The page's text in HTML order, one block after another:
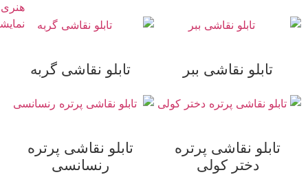
تابلو نقاشی ببر تابلو نقاشی گربه
تابلو نقاشی پرتره
دختر کولی
تابلو نقاشی پرتره
رنسانسی